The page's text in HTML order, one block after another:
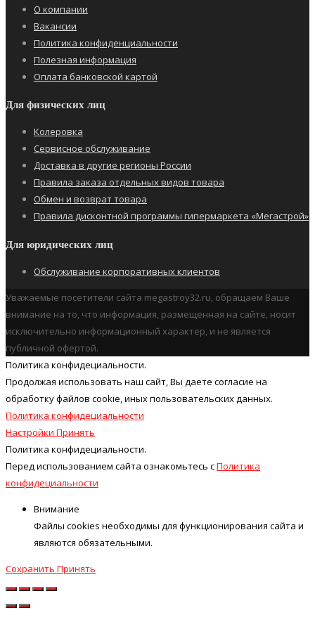
О компании
Вакансии
Политика конфиденциальности
Полезная информация
Оплата банковской картой
Для физических лиц
Колеровка
Сервисное обслуживание
Доставка в другие регионы России
Правила заказа отдельных видов товара
Обмен и возврат товара
Правила дисконтной программы гипермаркета «Мегастрой»
Для юридических лиц
Обслуживание корпоративных клиентов
Уважаемые посетители сайта megastroy32.ru, обращаем Ваше
внимание на то, что информация, размещенная на сайте, носит
исключительно информационный характер, и не является
публичной офертой.
Политика конфидециальности.
Продолжая использовать наш cайт, Вы даете согласие на
обработку файлов cookie, иных пользовательских данных.
Политика конфидециальности
Настройки Принять
Политика конфидециальности.
Перед использованием сайта ознакомьтесь сПолитика
конфидециальности
Внимание
Файлы cookies необходимы для функционирования сайта и
являются обязательными.
Сохранить Принять